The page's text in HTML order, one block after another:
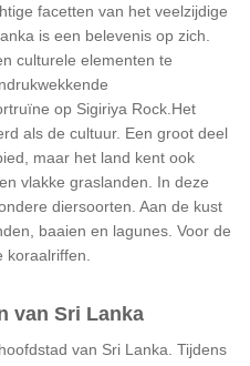
facetten van het veelzijdige
is een belevenis op zich.
culturele elementen te
op Sigiriya Rock.Het
als de cultuur. Een groot deel
maar het land kent ook
vlakke graslanden. In deze
diersoorten. Aan de kust
baaien en lagunes. Voor de
van Sri Lanka
van Sri Lanka. Tijdens